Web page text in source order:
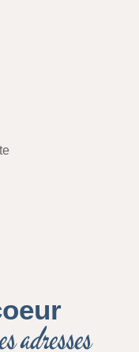
adresses